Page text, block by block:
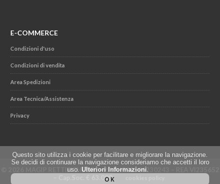
E-COMMERCE
Condizioni d'uso
Condizioni di vendita
Area Spedizioni
Area Tecnica/Assistenza
Privacy
© 2026 MAGIP RETTIFICHE SRL - P.IVA IT02501230243 – REA VI235652
– Cap.Soc. € 63.000
Questo sito utilizza i cookie per facilitare e migliorare la navigazione.
Se decidi di continuare la navigazione consideriamo che accetti il loro
uso. Ulteriori Informazioni.